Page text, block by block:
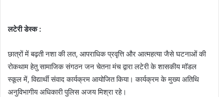
लटेरी डेस्क :
छात्रों में बढ़ती नशा की लत, आपराधिक प्रवृत्ति और आत्महत्या जैसे घटनाओं की
रोकथाम हेतु सामाजिक संगठन जन चेतना मंच द्वारा लटेरी के शासकीय मॉडल
स्कूल में, विद्यार्थी संवाद कार्यक्रम आयोजित किया। कार्यक्रम के मुख्य अतिथि
अनुविभागीय अधिकारी पुलिस अजय मिश्रा रहे।